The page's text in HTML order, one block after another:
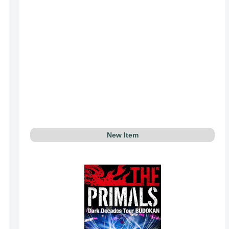
New Item